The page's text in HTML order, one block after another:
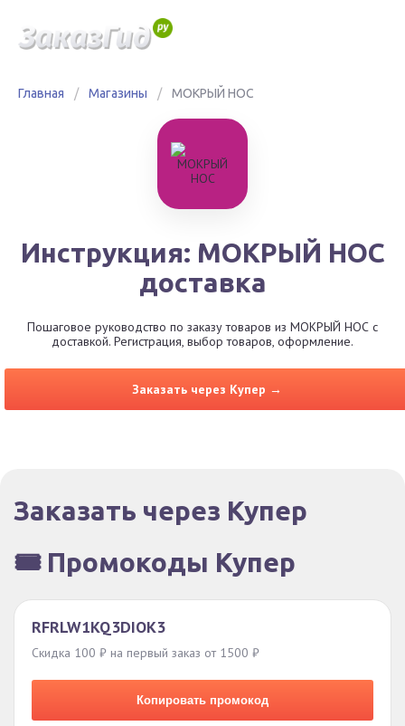
Главная / Магазины / МОКРЫЙ НОС
Инструкция: МОКРЫЙ НОС
доставка
Пошаговое руководство по заказу товаров из МОКРЫЙ НОС с
доставкой. Регистрация, выбор товаров, оформление.
Заказать через Купер →
Заказать через Купер
🎟️ Промокоды Купер
RFRLW1KQ3DIOK3
Скидка 100 ₽ на первый заказ от 1500 ₽
Копировать промокод